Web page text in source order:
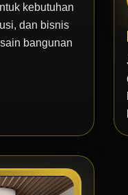
kebutuhan
dan bisnis
bangunan